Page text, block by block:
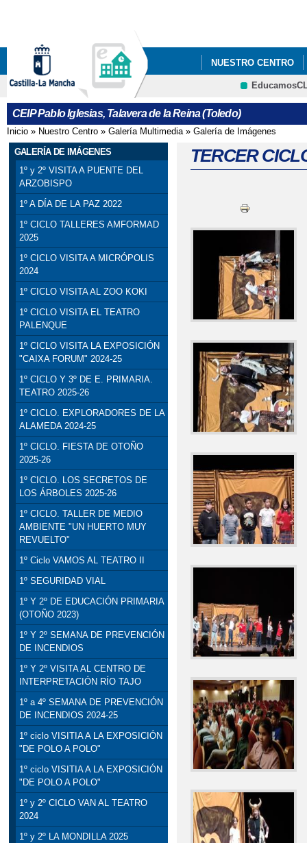
NUESTRO CENTRO
5ºY6º PODCAST_
CEIP Pablo Iglesias, Talavera de la Reina (Toledo)
Se encuentra usted aquí
Inicio » Nuestro Centro » Galería Multimedia» Galería de Imágenes
GALERÍA DE IMÁGENES
1º y 2º VISITA A PUENTE DEL
ARZOBISPO
1º A DÍA DE LA PAZ 2022
1º CICLO TALLERES AMFORMAD
2025
1º CICLO VISITA A MICRÓPOLIS
2024
1º CICLO VISITA AL ZOO KOKI
1º CICLO VISITA EL TEATRO
PALENQUE
1º CICLO VISITA LA EXPOSICIÓN
"CAIXA FORUM" 2024-25
1º CICLO Y 3º DE E. PRIMARIA.
TEATRO 2025-26
1º CICLO. EXPLORADORES DE LA
ALAMEDA 2024-25
1º CICLO. FIESTA DE OTOÑO
2025-26
1º CICLO. LOS SECRETOS DE
LOS ÁRBOLES 2025-26
1º CICLO. TALLER DE MEDIO
AMBIENTE "UN HUERTO MUY
REVUELTO"
1º Ciclo VAMOS AL TEATRO II
1º SEGURIDAD VIAL
1º Y 2º DE EDUCACIÓN PRIMARIA
(OTOÑO 2023)
1º Y 2º SEMANA DE PREVENCIÓN
DE INCENDIOS
1º Y 2º VISITA AL CENTRO DE
INTERPRETACIÓN RÍO TAJO
1º a 4º SEMANA DE PREVENCIÓN
DE INCENDIOS 2024-25
1º ciclo VISITIA A LA EXPOSICIÓN
"DE POLO A POLO"
1º ciclo VISITIA A LA EXPOSICIÓN
"DE POLO A POLO"
1º y 2º CICLO VAN AL TEATRO
2024
1º y 2º LA MONDILLA 2025
TERCER